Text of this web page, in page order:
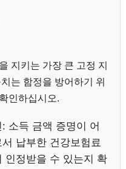
지키는 가장 큰 고정 지
는 함정을 방어하기 위
인하십시오.
소득 금액 증명이 어
납부한 건강보험료
인정받을 수 있는지 확